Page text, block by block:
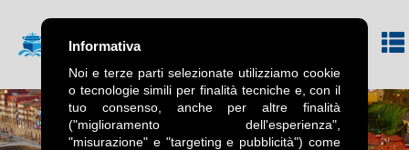
Informativa
Noi e terze parti selezionate utilizziamo cookie
o tecnologie simili per finalità tecniche e, con il
tuo consenso, anche per altre finalità
("miglioramento dell'esperienza",
"misurazione" e "targeting e pubblicità") come